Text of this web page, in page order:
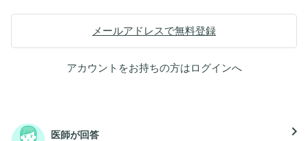
メールアドレスで無料登録
アカウントをお持ちの方はログインへ
医師が回答 navigate_next